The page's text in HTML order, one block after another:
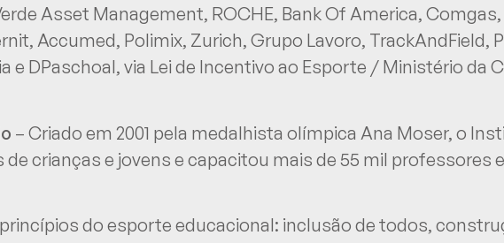
Asset Management, ROCHE, Bank Of America,
Accumed, Polimix, Zurich, Grupo Lavoro, TrackAndField,
e DPaschoal, via Lei de Incentivo ao Esporte / Ministério da
– Criado em 2001 pela medalhista olímpica Ana Moser, o
de crianças e jovens e capacitou mais de 55 mil professores
do esporte educacional: inclusão de todos,